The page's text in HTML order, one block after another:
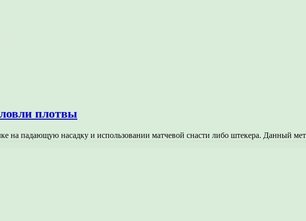
плотвы
на падающую насадку и использовании матчевой снасти либо штекера. Данный